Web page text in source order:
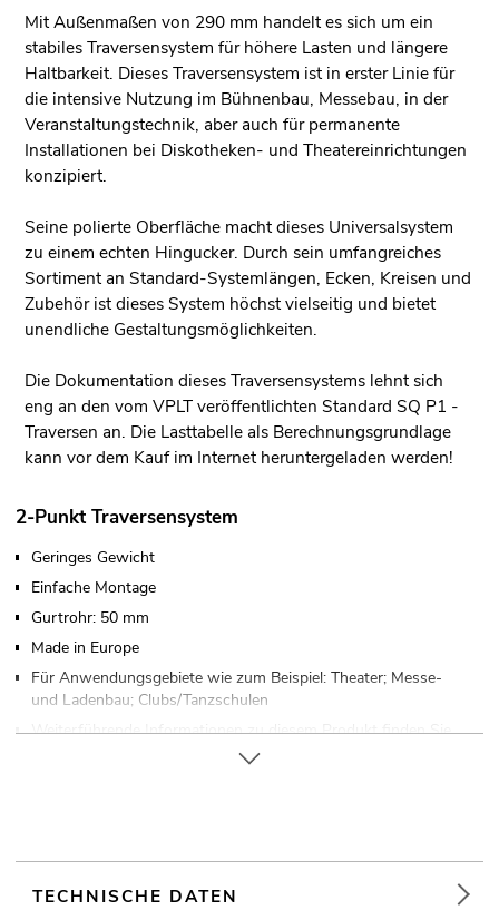
Mit Außenmaßen von 290 mm handelt es sich um ein
stabiles Traversensystem für höhere Lasten und längere
Haltbarkeit. Dieses Traversensystem ist in erster Linie für
die intensive Nutzung im Bühnenbau, Messebau, in der
Veranstaltungstechnik, aber auch für permanente
Installationen bei Diskotheken- und Theatereinrichtungen
konzipiert.
Seine polierte Oberfläche macht dieses Universalsystem
zu einem echten Hingucker. Durch sein umfangreiches
Sortiment an Standard-Systemlängen, Ecken, Kreisen und
Zubehör ist dieses System höchst vielseitig und bietet
unendliche Gestaltungsmöglichkeiten.
Die Dokumentation dieses Traversensystems lehnt sich
eng an den vom VPLT veröffentlichten Standard SQ P1 -
Traversen an. Die Lasttabelle als Berechnungsgrundlage
kann vor dem Kauf im Internet heruntergeladen werden!
2-Punkt Traversensystem
Geringes Gewicht
Einfache Montage
Gurtrohr: 50 mm
Made in Europe
Für Anwendungsgebiete wie zum Beispiel: Theater; Messe-
und Ladenbau; Clubs/Tanzschulen
Weiterführende Informationen zu diesem Produkt finden Sie
unter "Downloads" im Datenblatt
TECHNISCHE DATEN